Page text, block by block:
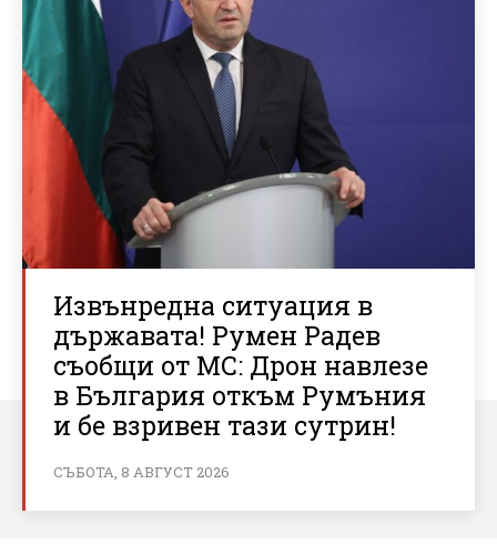
Извънредна ситуация в
държавата! Румен Радев
съобщи от МС: Дрон навлезе
в България откъм Румъния
и бе взривен тази сутрин!
СЪБОТА, 8 АВГУСТ 2026